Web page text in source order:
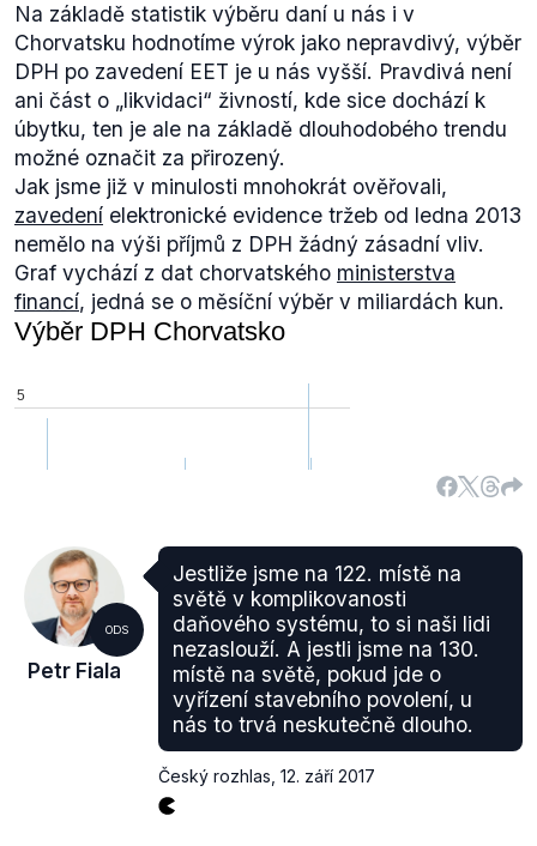
restauratérství.
Během letošního roku Andrej Babišopakovaně
prohlásil, že se tržby v pohostinství a restauračních
zařízeních zvedly meziročně o 100 %. Toto
prohlášení ovšem nebylo konstruováno tak, jak Fiala
uvádí. Předseda ODS říká, že Babiš popsal vazbu
„když se zavede, zvýší se o to 100 %“.
VOlomouci18. ledna 2017 nicméně Babiš na
kongresu maloobchodního trhu Samoška a o den
později na tiskové konferenciministerstva financí
uvedl, že se tržby zvedly o zmíněných 100 procent.
Před tiskovou konferencí toto tvrzení rovněž
náměstkyně ministra financí Alena Schillerová.
vydané Finanční správou, respektive MFČR.
Provedená analýza ze strany ministerstva byla
dospěl k odlišným (podstatně nižším)výsledkůma
zároveň v téže vydané tiskové zprávě uvedl, že vliv
zavedení EET nelze z prezentovaných dat přímo
odvodit.
Aktuální data ČSÚ potvrzují, že tržby v ubytování,
stravování a pohostinství rostou už delší dobu. Vliv
zavedení EET na jejich základě nelze potvrdit ani
vyloučit. Tržby v ubytování, stravování a
pohostinství totiž metodicky neodpovídají datům o
“ (citováno z
Na základě statistik výběru daní u nás i v
Chorvatsku hodnotíme výrok jako nepravdivý, výběr
DPH po zavedení EET je u nás vyšší. Pravdivá není
ani část o „likvidaci“ živností, kde sice dochází k
úbytku, ten je ale na základě dlouhodobého trendu
možné označit za přirozený.
Jak jsme již v minulosti mnohokrát ověřovali,
zavedení elektronické evidence tržeb od ledna 2013
nemělo na výši příjmů z DPH žádný zásadní vliv.
Graf vychází z dat chorvatského ministerstva
financí, jedná se o měsíční výběr v miliardách kun.
ODS
Petr Fiala
Jestliže jsme na 122. místě na
světě v komplikovanosti
daňového systému, to si naši lidi
nezaslouží. A jestli jsme na 130.
místě na světě, pokud jde o
vyřízení stavebního povolení, u
nás to trvá neskutečně dlouho.
Český rozhlas 12. září 2017